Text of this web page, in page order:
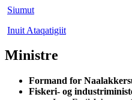
Siumut
Inuit Ataqatigiit
Ministre
Formand for
Fiskeri- og